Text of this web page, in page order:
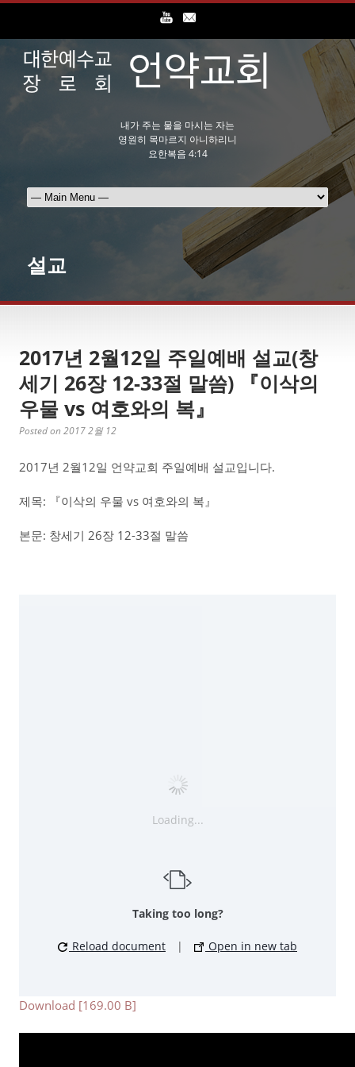
내가 주는 물을 마시는 자는
영원히 목마르지 아니하리니
요한복음 4:14
설교
2017년 2월12일 주일예배 설교(창
세기 26장 12-33절 말씀) 『이삭의
우물 vs 여호와의 복』
Posted on 2017 2월 12
2017년 2월12일 언약교회 주일예배 설교입니다.
제목: 『이삭의 우물 vs 여호와의 복』
본문: 창세기 26장 12-33절 말씀
Loading...
Taking too long?
Reload document | Open in new tab
Download [169.00 B]